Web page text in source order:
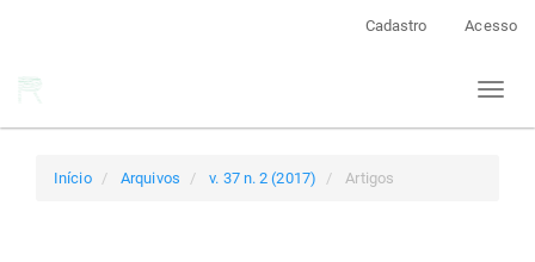
Cadastro Acesso
Toggle
Início Arquivos v. 37 n. 2 (2017) Artigos